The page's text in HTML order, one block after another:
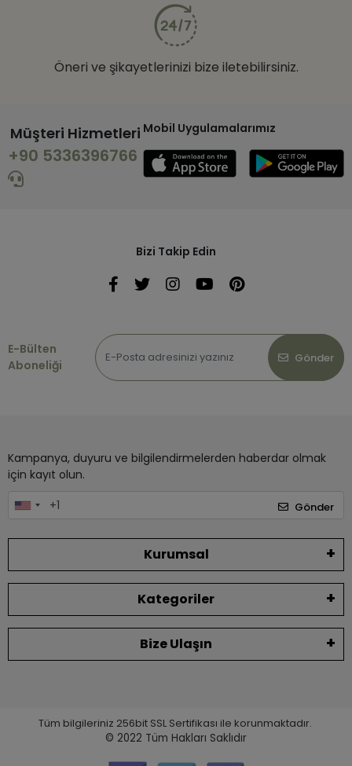
Öneri ve şikayetlerinizi bize iletebilirsiniz.
Müşteri Hizmetleri
+90 5336396766
Mobil Uygulamalarımız
Bizi Takip Edin
E-Bülten
Aboneliği
Gönder
Kampanya, duyuru ve bilgilendirmelerden haberdar olmak
için kayıt olun.
Gönder
Kurumsal
Kategoriler
Bize Ulaşın
Tüm bilgileriniz 256bit SSL Sertifikası ile korunmaktadır.
© 2022 Tüm Hakları Saklıdır